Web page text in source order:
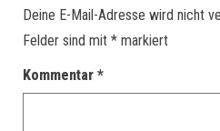
Deine E-Mail-Adresse wird nicht
Felder sind mit * markiert
Kommentar *